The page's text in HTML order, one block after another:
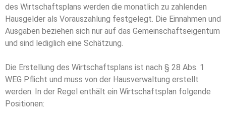
des Wirtschaftsplans werden die monatlich zu zahlenden
Hausgelder als Vorauszahlung festgelegt. Die Einnahmen und
Ausgaben beziehen sich nur auf das Gemeinschaftseigentum
und sind lediglich eine Schätzung.
Die Erstellung des Wirtschaftsplans ist nach § 28 Abs. 1
WEG Pflicht und muss von der Hausverwaltung erstellt
werden. In der Regel enthält ein Wirtschaftsplan folgende
Positionen: